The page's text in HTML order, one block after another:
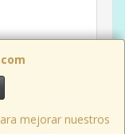
mejorar nuestros
HORAS TARDES